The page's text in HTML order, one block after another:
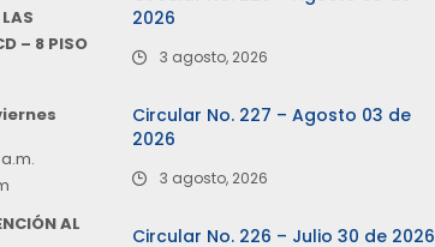
– 8 PISO
AL
2026
3 agosto, 2026
Circular No. 227 – Agosto 03 de
2026
3 agosto, 2026
Circular No. 226 – Julio 30 de 2026